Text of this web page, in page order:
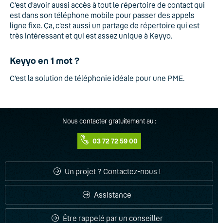
C’est d’avoir aussi accès à tout le répertoire de contact qui
est dans son téléphone mobile pour passer des appels
ligne fixe. Ça, c’est aussi un partage de répertoire qui est
très intéressant et qui est assez unique à Keyyo.
Keyyo en 1 mot ?
C’est la solution de téléphonie idéale pour une PME.
Nous contacter gratuitement au :
03 72 72 59 00
Un projet ? Contactez-nous !
Assistance
Être rappelé par un conseiller